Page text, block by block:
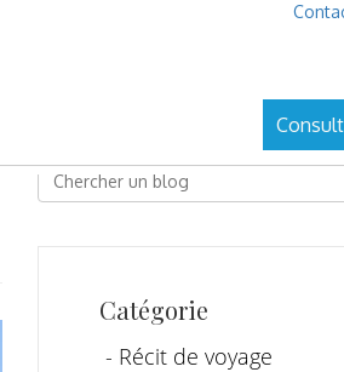
Dies ist ein Suchfeld mit einer
Catégorie
- Récit de voyage